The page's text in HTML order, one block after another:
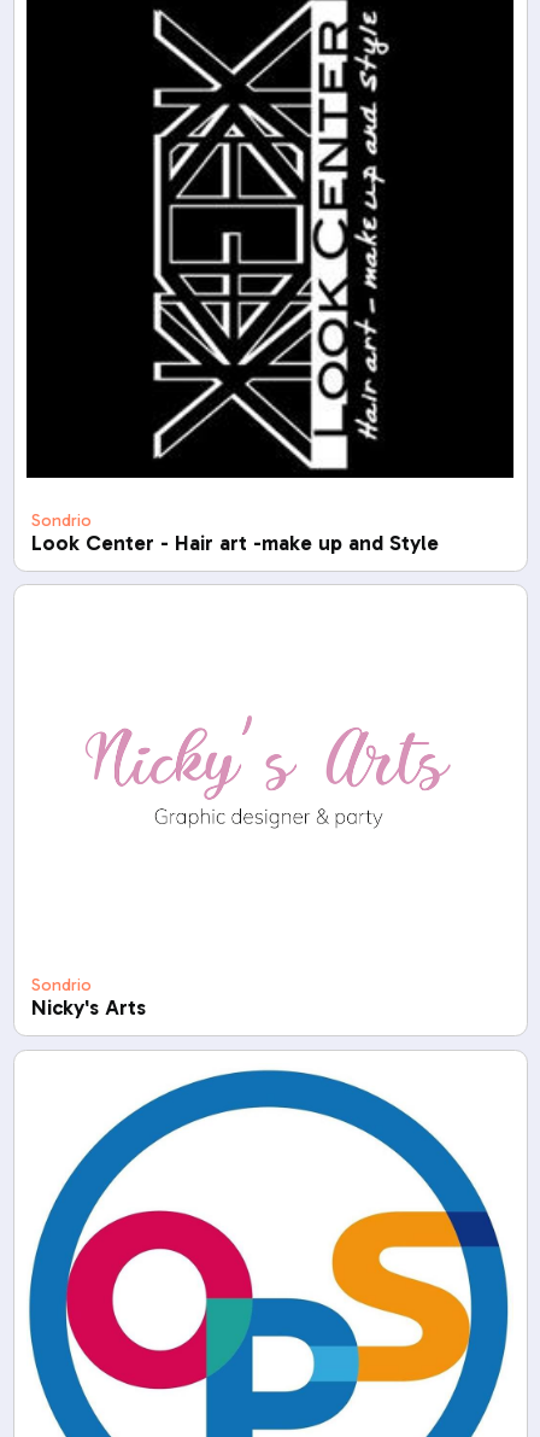
Sondrio
Look Center - Hair art -make up and Style
Sondrio
Nicky's Arts